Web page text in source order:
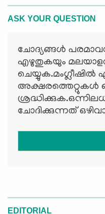
ASK YOUR QUESTION
ചോദ്യങ്ങള്‍
എഴുതുകയും
അക്ഷരത്തെറ്റുകള്‍
ചോദിക്കുന്നത്
EDITORIAL